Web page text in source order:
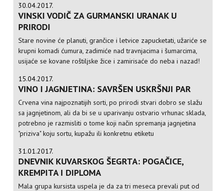
30.04.2017.
VINSKI VODIČ ZA GURMANSKI URANAK U
PRIRODI
Stare novine će planuti, grančice i letvice zapucketati, užariće se
krupni komadi ćumura, zadimiće nad travnjacima i šumarcima,
usijaće se kovane roštiljske žice i zamirisaće do neba i nazad!
15.04.2017.
VINO I JAGNJETINA: SAVRŠEN USKRŠNJI PAR
Crvena vina najpoznatijih sorti, po prirodi stvari dobro se slažu
sa jagnjetinom, ali da bi se u uparivanju ostvario vrhunac sklada,
potrebno je razmisliti o tome koji način spremanja jagnjetina
"priziva" koju sortu, kupažu ili konkretnu etiketu
31.01.2017.
DNEVNIK KUVARSKOG ŠEGRTA: POGAČICE,
KREMPITA I DIPLOMA
Mala grupa kursista uspela je da za tri meseca prevali put od